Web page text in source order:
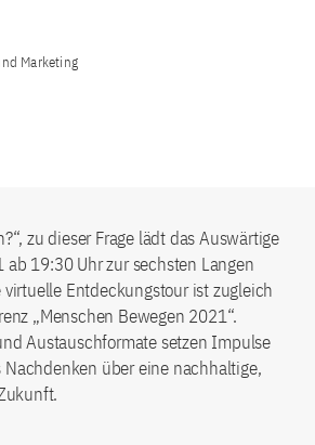
Marketing
zu dieser Frage lädt das Auswärtige
19:30 Uhr zur sechsten Langen
Entdeckungstour ist zugleich
„Menschen Bewegen 2021“.
Austauschformate setzen Impulse
über eine nachhaltige,